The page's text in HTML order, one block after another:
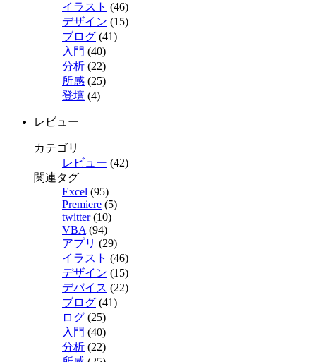
イラスト (46)
デザイン (15)
ブログ (41)
入門 (40)
分析 (22)
所感 (25)
登壇 (4)
レビュー
カテゴリ
レビュー (42)
関連タグ
Excel (95)
Premiere (5)
twitter(10)
VBA (94)
アプリ (29)
イラスト (46)
デザイン (15)
デバイス (22)
ブログ (41)
ログ (25)
入門 (40)
分析 (22)